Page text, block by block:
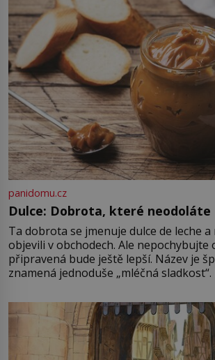
zahradu ani
představit. Její
panidomu.cz
Dulce: Dobrota, které neodoláte
Ta dobrota se jmenuje dulce de leche
objevili v obchodech. Ale nepochybujte
připravená bude ještě lepší. Název je
znamená jednoduše „mléčná
pře hned několik latinskoamerických
Francie, kde se traduje,